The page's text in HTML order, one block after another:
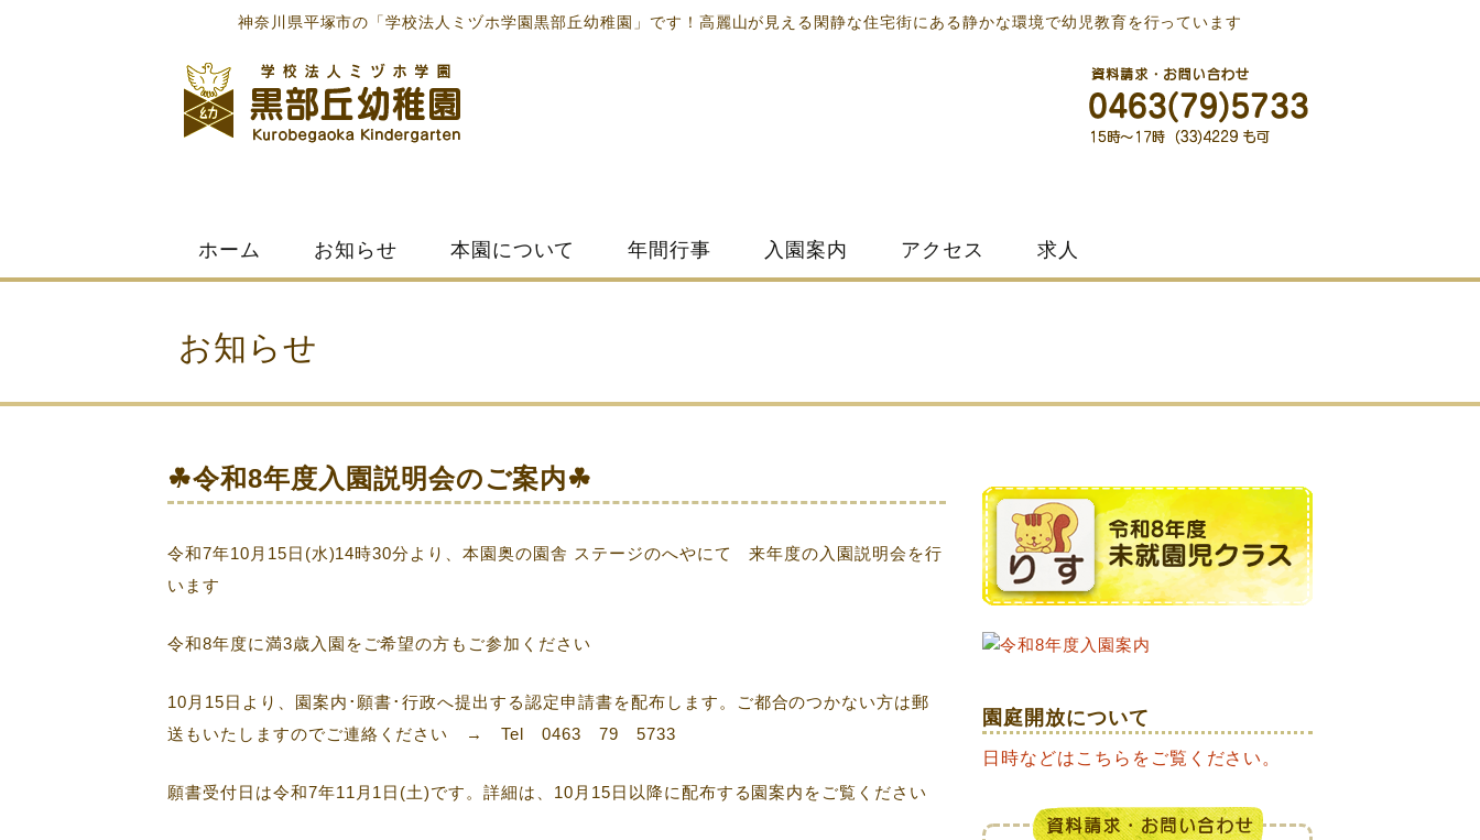
神奈川県平塚市の「学校法人ミヅホ学園黒部丘幼稚園」です！高麗山が見える閑静な住宅街にある静かな環境で幼児教育を行っています
content
ホーム お知らせ 本園について 年間行事 入園案内 アクセス 求人
お知らせ
☘令和8年度入園説明会のご案内☘
令和7年10月15日(水)14時30分より、本園奥の園舎 ステージのへやにて 来年度の入園説明会を行
います
令和8年度に満3歳入園をご希望の方もご参加ください
10月15日より、園案内･願書･行政へ提出する認定申請書を配布します。ご都合のつかない方は郵
送もいたしますのでご連絡ください → Tel 0463 79 5733
願書受付日は令和7年11月1日(土)です。詳細は、10月15日以降に配布する園案内をご覧ください
園庭開放について
日時などはこちらをご覧ください。